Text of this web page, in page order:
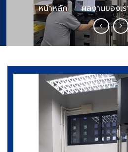
หน้าหลัก / ผลงานของเ